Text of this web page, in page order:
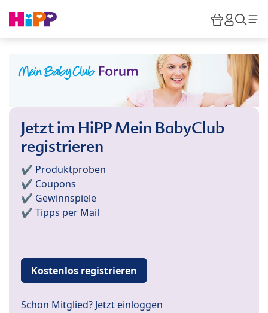
HiPP
Jetzt im HiPP Mein BabyClub
registrieren
✔️ Produktproben
✔️ Coupons
✔️ Gewinnspiele
✔️ Tipps per Mail
Kostenlos registrieren
Schon Mitglied? Jetzt einloggen